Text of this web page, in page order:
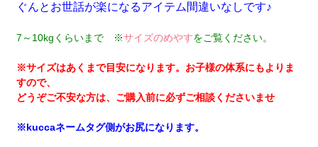
ぐんとお世話が楽になるアイテム間違いなしです♪
7～10kgくらいまで ※サイズのめやすをご覧ください。
※サイズはあくまで目安になります。お子様の体系にもよりま
すので、
どうぞご不安な方は、ご購入前に必ずご相談くださいませ
※kuccaネームタグ側がお尻になります。